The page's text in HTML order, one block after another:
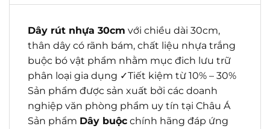
Dây rút nhựa 30cm với chiều dài 30cm,
thân dây có rãnh bám, chất liệu nhựa trắng
buộc bó vật phẩm nhằm mục đich lưu trữ
phân loại gia dụng ✓Tiết kiệm từ 10% – 30%
Sản phẩm được sản xuất bởi các doanh
nghiệp văn phòng phẩm uy tín tại Châu Á
Sản phẩm Dây buộc chính hãng đáp ứng